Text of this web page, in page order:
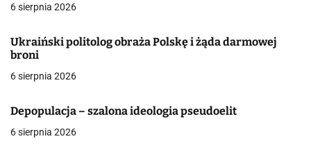
w
p
i
u
6 sierpnia 2026
Ukraiński politolog obraża Polskę i żąda darmowej
broni
6 sierpnia 2026
Depopulacja – szalona ideologia pseudoelit
6 sierpnia 2026